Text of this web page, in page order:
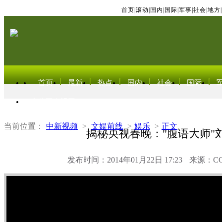
首页 滚动 国内 国际 军事 社会 地方
首页 最新 热点 国内 社会 国际
当前位置： 中新视频 > 文娱前线 > 娱乐 > 正文
揭秘央视春晚："腹语大师"
发布时间：2014年01月22日 17:23 来源：